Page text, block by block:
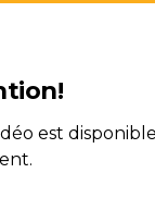
est